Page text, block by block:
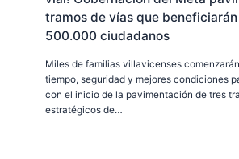
tramos de vías que
500.000 ciudadanos
Miles de familias villavicenses
tiempo, seguridad y mejores condiciones
con el inicio de la pavimentación de tres
estratégicos de…